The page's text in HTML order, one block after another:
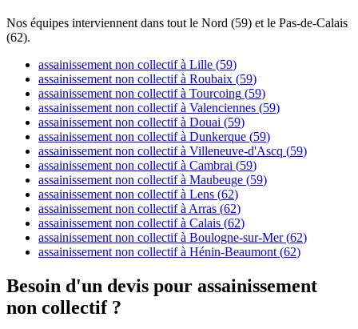
Nos équipes interviennent dans tout le Nord (59) et le Pas-de-Calais
(62).
assainissement non collectifà Lille (59)
assainissement non collectifà Roubaix (59)
assainissement non collectifà Tourcoing (59)
assainissement non collectifà Valenciennes (59)
assainissement non collectifà Douai (59)
assainissement non collectifà Dunkerque (59)
assainissement non collectifà Villeneuve-d'Ascq (59)
assainissement non collectifà Cambrai (59)
assainissement non collectifà Maubeuge (59)
assainissement non collectifà Lens (62)
assainissement non collectifà Arras (62)
assainissement non collectifà Calais (62)
assainissement non collectifà Boulogne-sur-Mer(62)
assainissement non collectifà Hénin-Beaumont (62)
Besoin d'un devis pour assainissement
non collectif?